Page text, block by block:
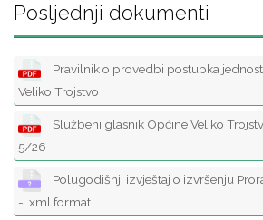
Posljednji dokumenti
Pravilnik o provedbi postupka
Veliko Trojstvo
Službeni glasnik Općine Veliko
5/26
Polugodišnji izvještaj o izvršenju
- .xml format